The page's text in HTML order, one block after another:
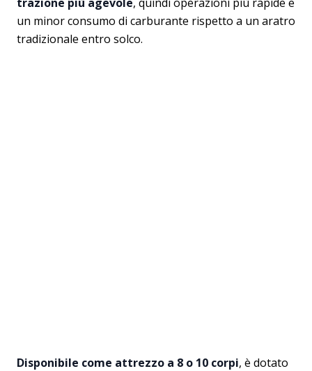
un minor consumo di carburante rispetto a un aratro
tradizionale entro solco.
Disponibile come attrezzo a 8 o 10 corpi, è dotato